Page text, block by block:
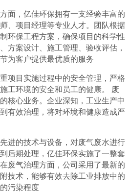
面，亿佳环保拥有一支经验丰富的
、项目经理等专业人才。团队根据
环保工程方案，确保项目的科学性
方案设计、施工管理、验收评估，
为客户提供最优质的服务
项目实施过程中的安全管理，严格
工环境的安全和员工的健康。 废
核心业务。企业深知，工业生产中
有效治理，将对环境和健康造成严
进的技术与设备，对废气废水进行
后期处理，亿佳环保实施了一整套
废气治理方面，公司采用了最新的
技术，能够有效去除工业排放中的
污染程度